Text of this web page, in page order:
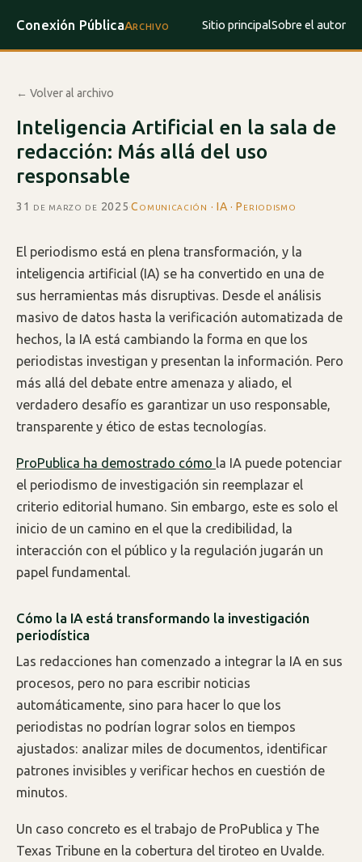
Conexión PúblicaArchivo Sitio principalSobre el autor
← Volver al archivo
Inteligencia Artificial en la sala de
redacción: Más allá del uso
responsable
31 de marzo de 2025·Comunicación · IA · Periodismo
El periodismo está en plena transformación, y la
inteligencia artificial (IA) se ha convertido en una de
sus herramientas más disruptivas. Desde el análisis
masivo de datos hasta la verificación automatizada de
hechos, la IA está cambiando la forma en que los
periodistas investigan y presentan la información. Pero
más allá del debate entre amenaza y aliado, el
verdadero desafío es garantizar un uso responsable,
transparente y ético de estas tecnologías.
ProPublica ha demostrado cómo la IA puede potenciar
el periodismo de investigación sin reemplazar el
criterio editorial humano. Sin embargo, este es solo el
inicio de un camino en el que la credibilidad, la
interacción con el público y la regulación jugarán un
papel fundamental.
Cómo la IA está transformando la investigación
periodística
Las redacciones han comenzado a integrar la IA en sus
procesos, pero no para escribir noticias
automáticamente, sino para hacer lo que los
periodistas no podrían lograr solos en tiempos
ajustados: analizar miles de documentos, identificar
patrones invisibles y verificar hechos en cuestión de
minutos.
Un caso concreto es el trabajo de ProPublica y The
Texas Tribune en la cobertura del tiroteo en Uvalde.